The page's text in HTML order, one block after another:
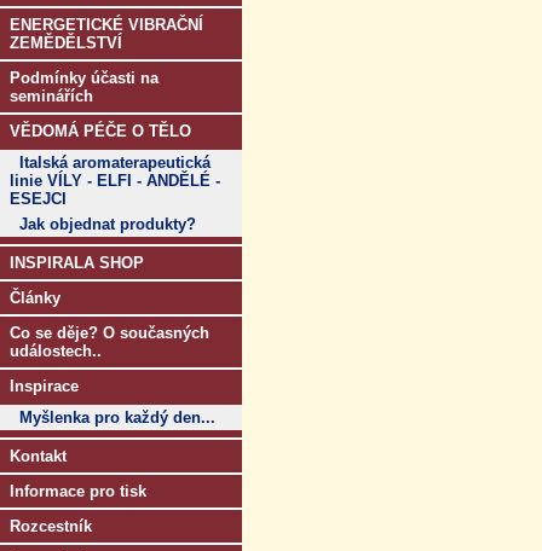
ENERGETICKÉ VIBRAČNÍ
ZEMĚDĚLSTVÍ
Podmínky účasti na
seminářích
VĚDOMÁ PÉČE O TĚLO
Italská aromaterapeutická
linie VÍLY - ELFI - ANDĚLÉ -
ESEJCI
Jak objednat produkty?
INSPIRALA SHOP
Články
Co se děje? O současných
událostech..
Inspirace
Myšlenka pro každý den...
Kontakt
Informace pro tisk
Rozcestník